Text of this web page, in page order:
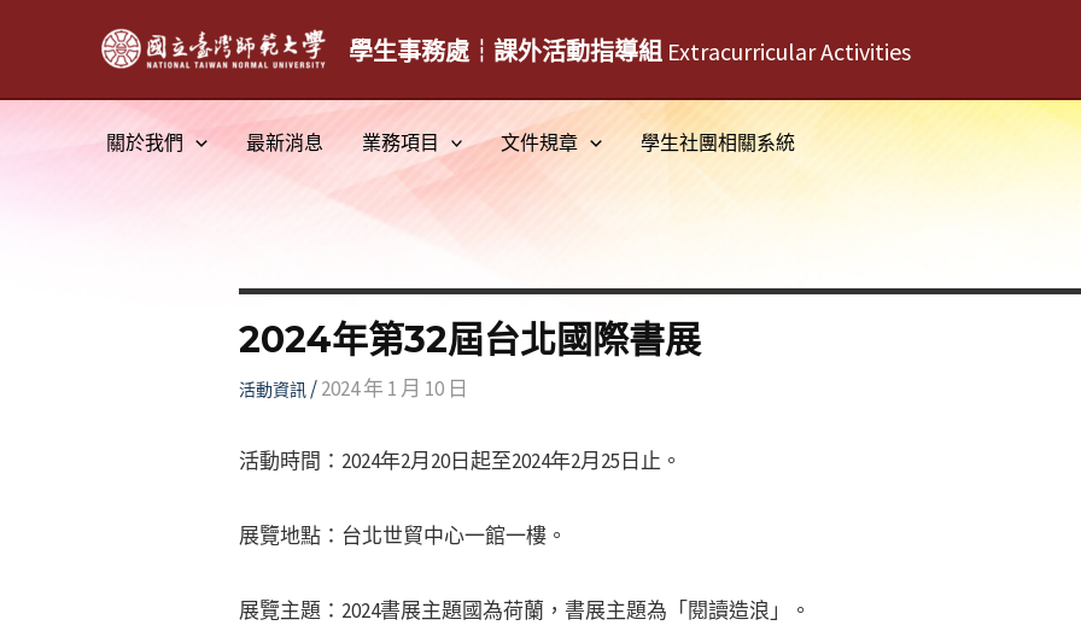
學生事務處┆課外活動指導組 Extracurricular Activities
關於我們 最新消息 業務項目 文件規章 學生社團相關系統
2024年第32屆台北國際書展
活動資訊/2024 年 1 月 10 日
活動時間：2024年2月20日起至2024年2月25日止。
展覽地點：台北世貿中心一館一樓。
展覽主題：2024書展主題國為荷蘭，書展主題為「閱讀造浪」。